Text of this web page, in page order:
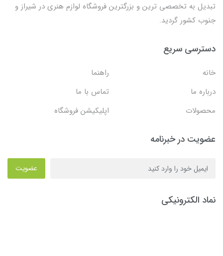
تبدیل به تخصصی ترین و بزرگترین فروشگاه لوازم هنری در شیراز و
جنوب کشور گردید.
دسترسی سریع
خانه
راهنما
درباره ما
تماس با ما
محصولات
اپلیکیشن فروشگاه
عضویت در خبرنامه
عضویت
نماد الکترونیکی